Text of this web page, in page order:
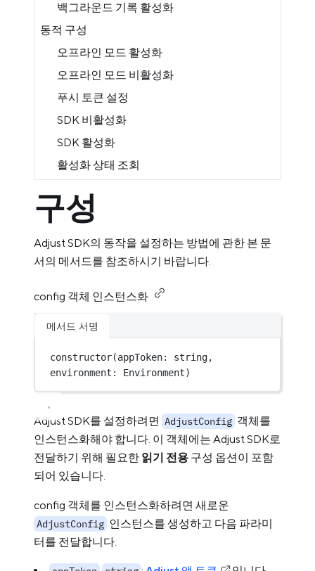
백그라운드 기록 활성화
동적 구성
오프라인 모드 활성화
오프라인 모드 비활성화
푸시 토큰 설정
SDK 비활성화
SDK 활성화
활성화 상태 조회
구성
Adjust SDK의 동작을 설정하는 방법에 관한 본 문
서의 메서드를 참조하시기 바랍니다.
config 객체 인스턴스화
메서드 서명
constructor(appToken: string,
environment: Environment)
Adjust SDK를 설정하려면 AdjustConfig 객체를
인스턴스화해야 합니다. 이 객체에는 Adjust SDK로
전달하기 위해 필요한 읽기 전용 구성 옵션이 포함
되어 있습니다.
config 객체를 인스턴스화하려면 새로운
AdjustConfig 인스턴스를 생성하고 다음 파라미
터를 전달합니다.